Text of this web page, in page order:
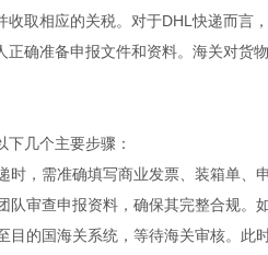
收取相应的关税。对于DHL快递而言
正确准备申报文件和资料。海关对货
几个主要步骤：
时，需准确填写商业发票、装箱单
队审查申报资料，确保其完整合规。
目的国海关系统，等待海关审核。此